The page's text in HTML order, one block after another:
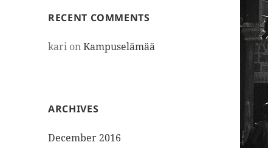
RECENT COMMENTS
kari onKampuselämää
ARCHIVES
December 2016